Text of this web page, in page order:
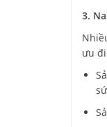
3.
ưu